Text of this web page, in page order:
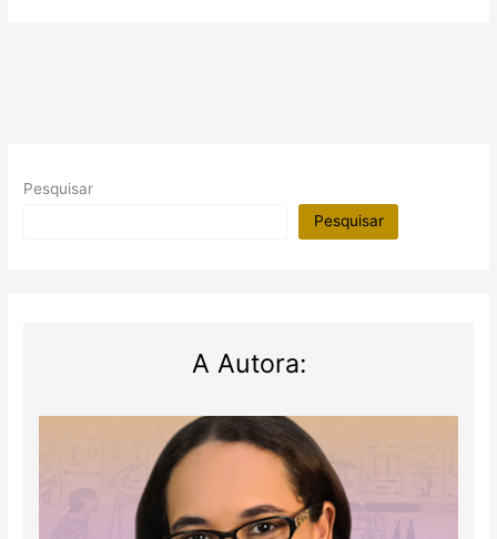
Egito
Pesquisar
Pesquisar
A Autora: